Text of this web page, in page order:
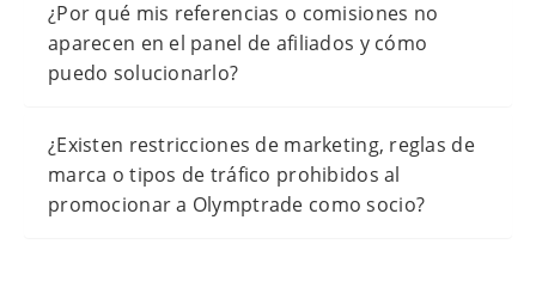
¿Por qué mis referencias o comisiones no
aparecen en el panel de afiliados y cómo
puedo solucionarlo?
¿Existen restricciones de marketing, reglas de
marca o tipos de tráfico prohibidos al
promocionar a Olymptrade como socio?